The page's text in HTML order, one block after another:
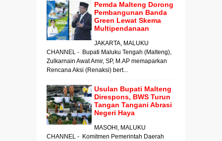
Pemda Malteng Dorong
Pembangunan Banda
Green Lewat Skema
Multipendanaan
JAKARTA, MALUKU
CHANNEL - Bupati Maluku Tengah (Malteng),
Zulkarnain Awat Amir, SP, M.AP memaparkan
Rencana Aksi (Renaksi) bert...
Usulan Bupati Malteng
Direspons, BWS Turun
Tangan Tangani Abrasi
Negeri Haya
MASOHI, MALUKU
CHANNEL - Komitmen Pemerintah Daerah